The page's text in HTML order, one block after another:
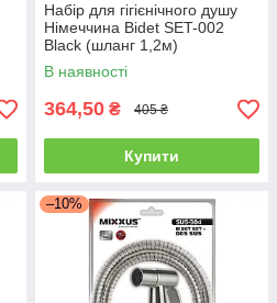
Набір для гігієнічного душу
Німеччина Bidet SET-002
Black (шланг 1,2м)
В наявності
364,50 ₴ 405 ₴
Купити
–10%